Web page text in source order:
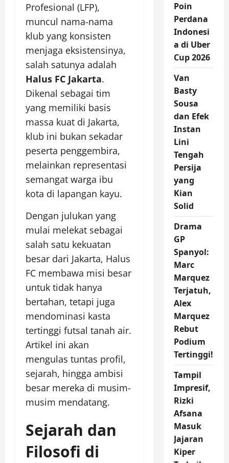
Profesional (LFP),
muncul nama-nama
klub yang konsisten
menjaga eksistensinya,
salah satunya adalah
Halus FC Jakarta.
Dikenal sebagai tim
yang memiliki basis
massa kuat di Jakarta,
klub ini bukan sekadar
peserta penggembira,
melainkan representasi
semangat warga ibu
kota di lapangan kayu.
Dengan julukan yang
mulai melekat sebagai
salah satu kekuatan
besar dari Jakarta, Halus
FC membawa misi besar
untuk tidak hanya
bertahan, tetapi juga
mendominasi kasta
tertinggi futsal tanah air.
Artikel ini akan
mengulas tuntas profil,
sejarah, hingga ambisi
besar mereka di musim-
musim mendatang.
Sejarah dan
Filosofi di
Poin
Perdana
Indonesi
a di Uber
Cup 2026
Van
Basty
Sousa
dan Efek
Instan
Lini
Tengah
Persija
yang
Kian
Solid
Drama
GP
Spanyol:
Marc
Marquez
Terjatuh,
Alex
Marquez
Rebut
Podium
Tertinggi!
Tampil
Impresif,
Rizki
Afsana
Masuk
Jajaran
Kiper